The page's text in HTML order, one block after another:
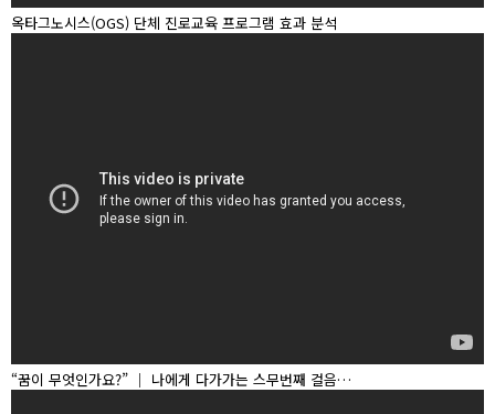
옥타그노시스(OGS) 단체 진로교육 프로그램 효과 분석
“꿈이 무엇인가요?” │ 나에게 다가가는 스무번째 걸음…